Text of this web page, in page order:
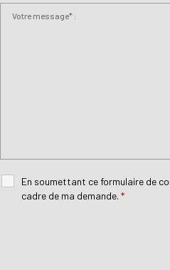
En soumettant ce formulaire de
cadre de ma demande. *